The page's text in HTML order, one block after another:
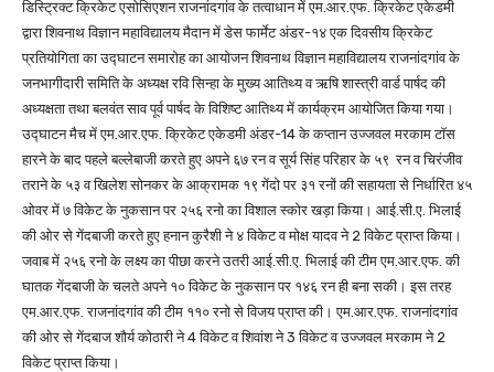
डिस्ट्रिक्ट क्रिकेट एसोसिएशन राजनांदगांव के तत्वाधान में एम.आर.एफ. क्रिकेट एकेडमी
द्वारा शिवनाथ विज्ञान महाविद्यालय मैदान में डेस फार्मेट अंडर-१४ एक दिवसीय क्रिकेट
प्रतियोगिता का उद्घाटन समारोह का आयोजन शिवनाथ विज्ञान महाविद्यालय राजनांदगांव के
जनभागीदारी समिति के अध्यक्ष रवि सिन्हा के मुख्य आतिथ्य व ऋषि शास्त्री वार्ड पार्षद की
अध्यक्षता तथा बलवंत साव पूर्व पार्षद के विशिष्ट आतिथ्य में कार्यक्रम आयोजित किया गया।
उद्घाटन मैच में एम.आर.एफ. क्रिकेट एकेडमी अंडर-14 के कप्तान उज्जवल मरकाम टॉस
हारने के बाद पहले बल्लेबाजी करते हुए अपने ६७ रन व सूर्य सिंह परिहार के ५९ रन व चिरंजीव
तराने के ५३ व खिलेश सोनकर के आक्रामक १९ गेंदो पर ३१ रनों की सहायता से निर्धारित ४५
ओवर में ७ विकेट के नुकसान पर २५६ रनो का विशाल स्कोर खड़ा किया। आई.सी.ए. भिलाई
की ओर से गेंदबाजी करते हुए हनान कुरैशी ने ४ विकेट व मोक्ष यादव ने 2 विकेट प्राप्त किया।
जवाब में २५६ रनो के लक्ष्य का पीछा करने उतरी आई.सी.ए. भिलाई की टीम एम.आर.एफ. की
घातक गेंदबाजी के चलते अपने १० विकेट के नुकसान पर १४६ रन ही बना सकी। इस तरह
एम.आर.एफ. राजनांदगांव की टीम ११० रनो से विजय प्राप्त की। एम.आर.एफ. राजनांदगांव
की ओर से गेंदबाज शौर्य कोठारी ने 4 विकेट व शिवांश ने 3 विकेट व उज्जवल मरकाम ने 2
विकेट प्राप्त किया।